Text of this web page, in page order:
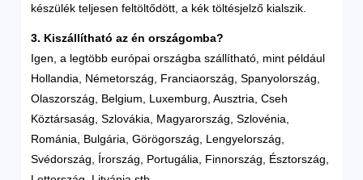
készülék teljesen feltöltődött, a kék töltésjelző kialszik.
3. Kiszállítható az én országomba?
Igen, a legtöbb európai országba szállítható, mint például
Hollandia, Németország, Franciaország, Spanyolország,
Olaszország, Belgium, Luxemburg, Ausztria, Cseh
Köztársaság, Szlovákia, Magyarország, Szlovénia,
Románia, Bulgária, Görögország, Lengyelország,
Svédország, Írország, Portugália, Finnország, Észtország,